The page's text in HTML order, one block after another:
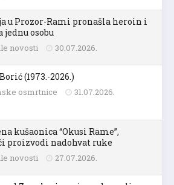
u Prozor-Rami pronašla heroin i
osobu
novosti 30.07.2026.
(1973.-2026.)
osmrtnice 31.07.2026.
kušaonica “Okusi Rame”,
proizvodi nadohvat ruke
novosti 27.07.2026.